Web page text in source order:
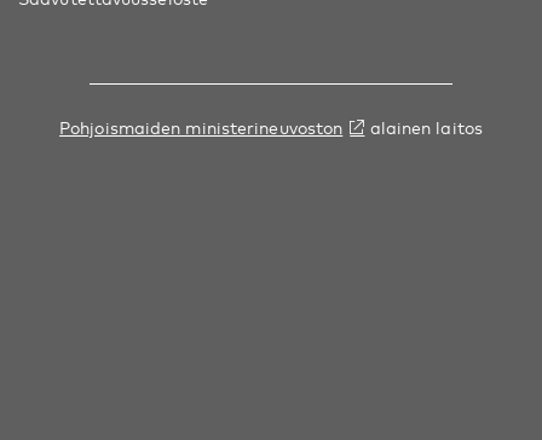
Pohjoismaiden ministerineuvoston alainen laitos